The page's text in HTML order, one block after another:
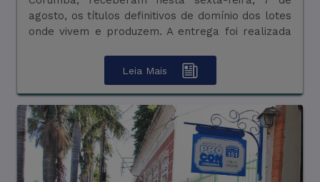
agosto, os títulos definitivos de domínio dos lotes
onde vivem e produzem. A entrega foi realizada
Leia Mais
edital de notificação geral que concede prazo de
30 dias para a regularização de débitos inscritos
Leia Mais